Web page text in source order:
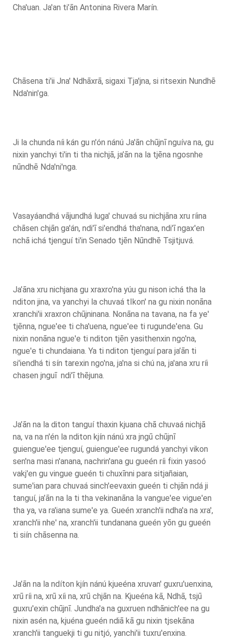
Cha'uan. Ja'an ti’ān Antonina Rivera Marín.
Chāsena ti'ii Jna' Ndhāxrā, sigaxi Tja'jna, si ritsexin Nundhē
Nda'nin'ga.
Ji la chunda níi kán gu n'ón nánú Ja'ān chūjnī nguíva na, gu
nixin yanchyi ti'in ti tha nichjā, ja’ān na la tjēna ngosnhe
nūndhē Nda'ni'nga.
Vasayáandhá vājundhá luga' chuvaá su nichjāna xru ríina
chāsen chjān ga'án, ndi'ī si'endhá tha'nana, ndi'ī ngax'en
nchā ichá tjenguí ti'in Senado tjēn Nūndhē Tsjitjuvá.
Ja’āna xru nichjana gu xraxro'na yúu gu nison ichá tha la
nditon jina, va yanchyi la chuvaá tIkon' na gu nixin nonāna
xranchi'ii xraxron chūjninana. Nonāna na tavana, na fa ye'
tjēnna, ngue'ee ti cha'uena, ngue'ee ti rugunde'ena. Gu
nixin nonāna ngue'e ti nditon tjēn yasithenxin ngo'na,
ngue'e ti chundaiana. Ya ti nditon tjenguí para ja’ān ti
si'iendhá ti sín tarexin ngo'na, ja'na si chú na, ja'ana xru ríi
chasen jnguī ndi'ī thējuna.
Ja’ān na la diton tanguí thaxin kjuana chā chuvaá nichjā
na, va na n'én la nditon kjín nánú xra jngū chūjnī
guiengue'ee tjenguí, guiengue'ee rugundá yanchyi vikon
sen'na masi n'anana, nachrin'ana gu gueén ríi fixin yasoó
vakj'en gu vingue gueén ti chuxīnni para sitjañaian,
sume'ian para chuvaá sinch'eevaxin gueén ti chjān ndá ji
tanguí, ja’ān na la ti tha vekinanāna la vangue'ee vigue'en
tha ya, va ra'iana sume'e ya. Gueén xranch'ii ndha'a na xra',
xranch'ii nhe' na, xranch'ii tundanana gueén yōn gu gueén
ti siín chāsenna na.
Ja’ān na la ndíton kjín nánú kjueéna xruvan' guxru'uenxina,
xrū ríi na, xrū xíi na, xrū chjān na. Kjueéna kā, Ndhā, tsjū
guxru'exin chūjnī. Jundha'a na guxruen ndhānich'ee na gu
nixin asén na, kjuéna gueén ndiā kā gu nixin tjsekāna
xranch'ii tanguekji ti gu nitjó, yanchi'ii tuxru'enxina.